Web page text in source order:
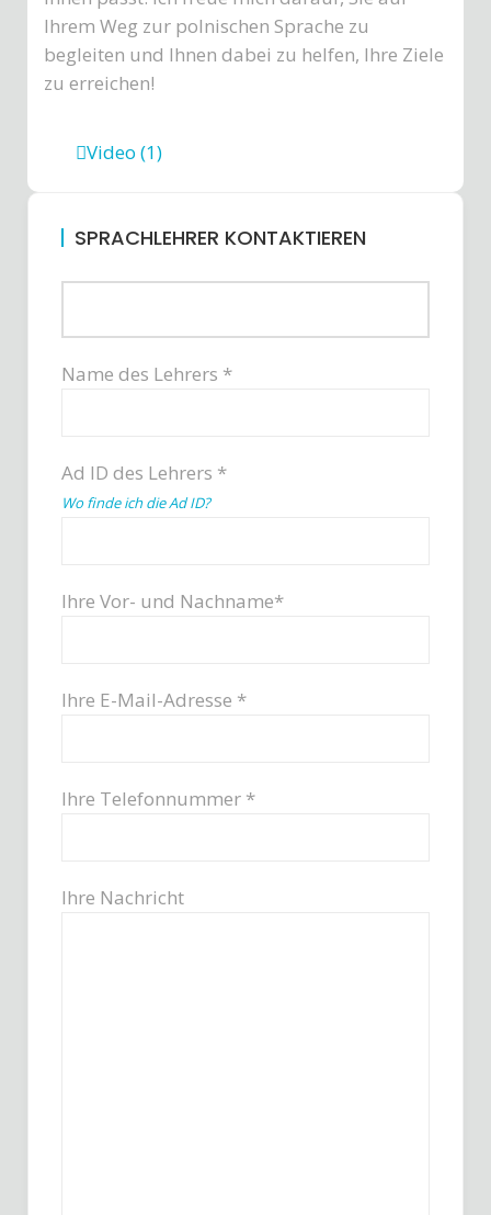
Ihrem Weg zur polnischen Sprache zu
begleiten und Ihnen dabei zu helfen, Ihre Ziele
zu erreichen!
Video (1)
SPRACHLEHRER KONTAKTIEREN
Name des Lehrers *
Ad ID des Lehrers *
Wo finde ich die Ad ID?
Ihre Vor- und Nachname*
Ihre E-Mail-Adresse *
Ihre Telefonnummer *
Ihre Nachricht